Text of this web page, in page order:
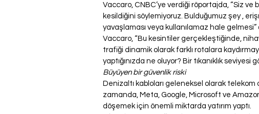
Vaccaro, CNBC’ye verdiği röportajda, “Siz ve
kesildiğini söylemiyoruz. Bulduğumuz şey ,
yavaşlaması veya kullanılamaz hale gelmesi”
Vaccaro, “Bu kesintiler gerçekleştiğinde,
trafiği dinamik olarak farklı rotalara
yaptığınızda ne oluyor? Bir tıkanıklık seviyesi
Büyüyen bir güvenlik riski
Denizaltı kabloları geleneksel olarak
zamanda, Meta, Google, Microsoft ve
döşemek için önemli miktarda yatırım yaptı.